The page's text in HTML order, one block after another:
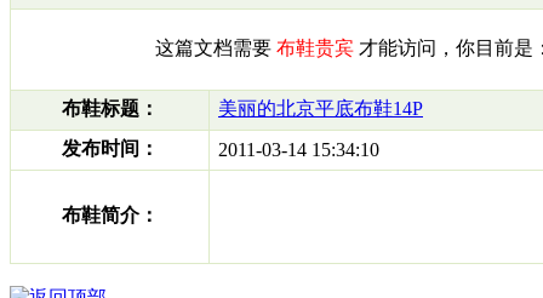
这篇文档需要 布鞋贵宾 才能访问，你目前是
布鞋标题：
美丽的北京平底布鞋14P
发布时间：
2011-03-14 15:34:10
布鞋简介：